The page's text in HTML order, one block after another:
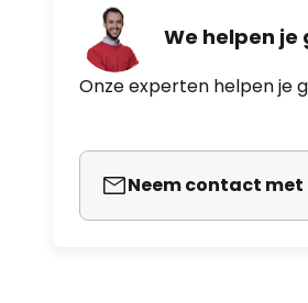
We helpen je
Onze experten helpen je
Neem contact met